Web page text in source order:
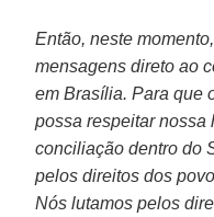
Então, neste
mensagens direto ao
em Brasília. Para que
possa respeitar nossa
conciliação dentro do
pelos direitos dos
Nós lutamos pelos